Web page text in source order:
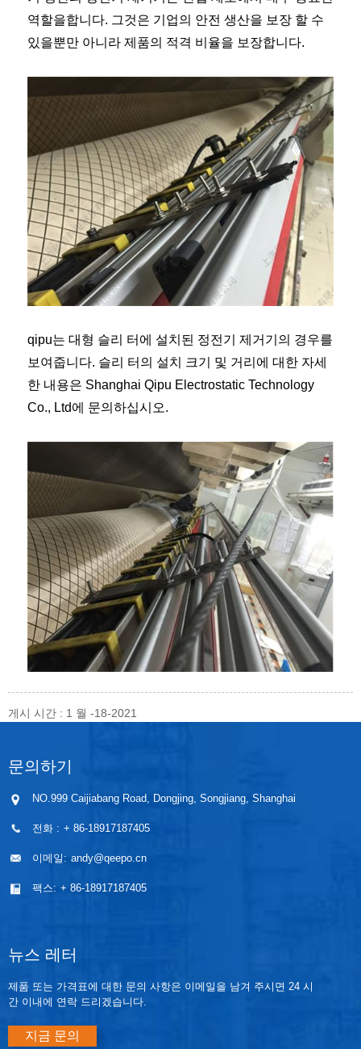
역할을합니다. 그것은 기업의 안전 생산을 보장 할 수
있을뿐만 아니라 제품의 적격 비율을 보장합니다.
qipu는 대형 슬리 터에 설치된 정전기 제거기의 경우를
보여줍니다. 슬리 터의 설치 크기 및 거리에 대한 자세
한 내용은 Shanghai Qipu Electrostatic Technology
Co., Ltd에 문의하십시오.
게시 시간 : 1 월 -18-2021
문의하기
NO.999 Caijiabang Road, Dongjing, Songjiang, Shanghai
전화 : + 86-18917187405
이메일: andy@qeepo.cn
팩스: + 86-18917187405
뉴스 레터
제품 또는 가격표에 대한 문의 사항은 이메일을 남겨 주시면 24 시
간 이내에 연락 드리겠습니다.
지금 문의